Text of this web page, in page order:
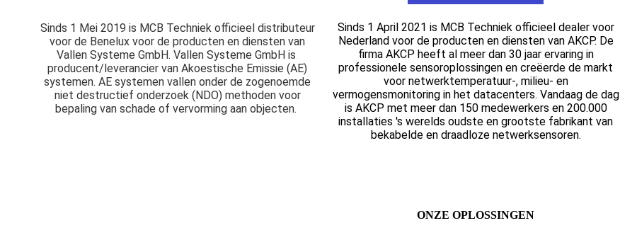
Sinds 1 Mei 2019 is MCB Techniek officieel distributeur
voor de Benelux voor de producten en diensten van
Vallen Systeme GmbH. Vallen Systeme GmbH is
producent/leverancier van Akoestische Emissie (AE)
systemen. AE systemen vallen onder de zogenoemde
niet destructief onderzoek (NDO) methoden voor
bepaling van schade of vervorming aan objecten.
Sinds 1 April 2021 is MCB Techniek officieel dealer voor
Nederland voor de producten en diensten van AKCP. De
firma AKCP heeft al meer dan 30 jaar ervaring in
professionele sensoroplossingen en creëerde de markt
voor netwerktemperatuur-, milieu- en
vermogensmonitoring in het datacenters. Vandaag de dag
is AKCP met meer dan 150 medewerkers en 200.000
installaties 's werelds oudste en grootste fabrikant van
bekabelde en draadloze netwerksensoren.
ONZE OPLOSSINGEN